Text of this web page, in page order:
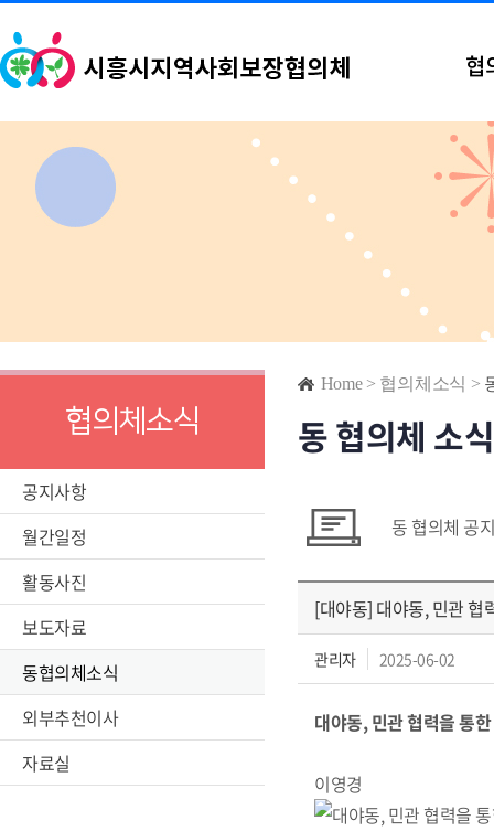
협
협의체소식
공지사항
월간일정
활동사진
보도자료
동협의체소식
외부추천이사
자료실
Home > 협의체소식 >
동 협의체 소식
동 협의체 공
[대야동] 대야동, 민관 협
관리자 2025-06-02
대야동, 민관 협력을 통
이영경